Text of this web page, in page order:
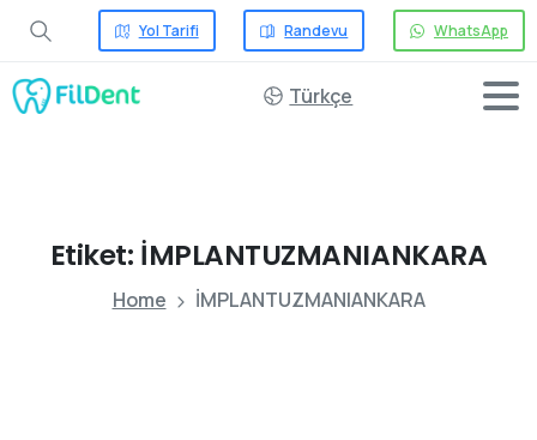
Yol Tarifi Randevu WhatsApp
Türkçe
Etiket: İMPLANTUZMANIANKARA
Home İMPLANTUZMANIANKARA